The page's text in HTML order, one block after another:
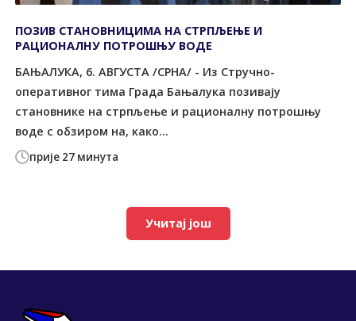
прије 27 минута
ПОЗИВ СTАНОВНИЦИМА НА СTРПЉЕЊЕ И
РАЦИОНАЛНУ ПОTРОШЊУ ВОДЕ
БАЊАЛУКА, 6. АВГУСТА /СРНА/ - Из Стручно-
оперативног тима Града Бањалука позивају
становнике на стрпљење и рационалну потрошњу
воде с обзиром на, како...
Учитај још